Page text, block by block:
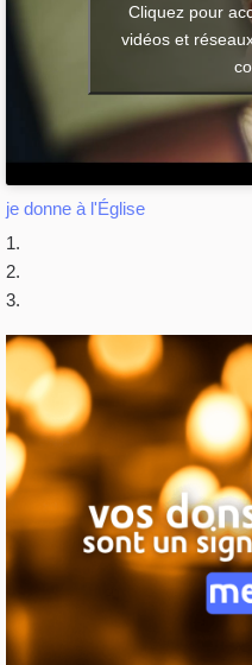
Cliquez pour
vidéos et
je donne à l'Église